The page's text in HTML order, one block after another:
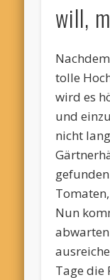
will,
tolle
wird es
und
nicht
Nun
Tage die